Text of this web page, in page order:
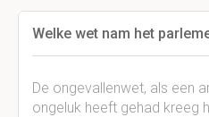
Welke wet nam het
De ongevallenwet, als een
ongeluk heeft gehad kreeg